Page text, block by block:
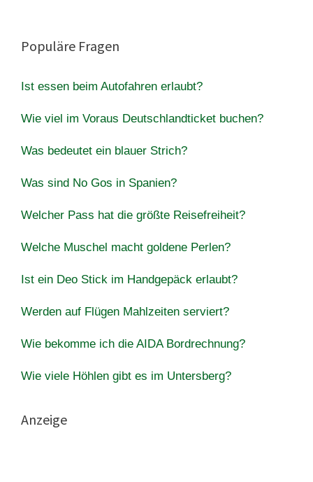
Populäre Fragen
Ist essen beim Autofahren erlaubt?
Wie viel im Voraus Deutschlandticket buchen?
Was bedeutet ein blauer Strich?
Was sind No Gos in Spanien?
Welcher Pass hat die größte Reisefreiheit?
Welche Muschel macht goldene Perlen?
Ist ein Deo Stick im Handgepäck erlaubt?
Werden auf Flügen Mahlzeiten serviert?
Wie bekomme ich die AIDA Bordrechnung?
Wie viele Höhlen gibt es im Untersberg?
Anzeige